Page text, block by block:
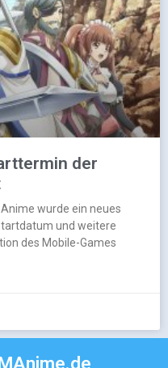
der
wurde ein neues
und weitere
des Mobile-Games